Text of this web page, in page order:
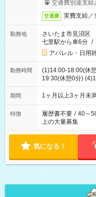
交通費別途支給
交通費 実費支給／
勤務地
さいたま市見沼区
七里駅から車6分 /
アパレル・日用
勤務時間
(1)14:00-18:00(休
19:30(休憩0分)
ます
期間 1ヶ月以上3ヶ月未
特徴 履歴書不要 / 40～
上の大量募集
気になる！